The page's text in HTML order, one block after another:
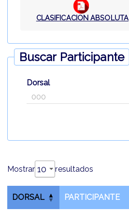
CLASIFICACION ABSOLUTA
Buscar Participante
Dorsal
Mostrar resultados
DORSAL PARTICIPANTE